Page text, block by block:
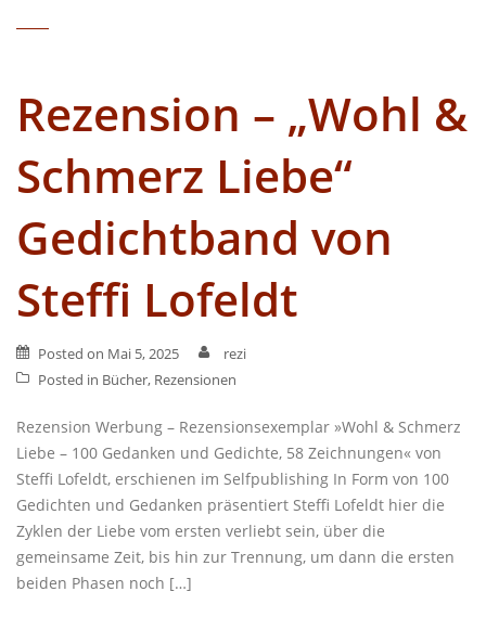
Rezension – „Wohl &
Schmerz Liebe“
Gedichtband von
Steffi Lofeldt
Posted on Mai 5, 2025
rezi
Posted in Bücher, Rezensionen
Rezension Werbung – Rezensionsexemplar »Wohl & Schmerz
Liebe – 100 Gedanken und Gedichte, 58 Zeichnungen« von
Steffi Lofeldt, erschienen im Selfpublishing In Form von 100
Gedichten und Gedanken präsentiert Steffi Lofeldt hier die
Zyklen der Liebe vom ersten verliebt sein, über die
gemeinsame Zeit, bis hin zur Trennung, um dann die ersten
beiden Phasen noch […]